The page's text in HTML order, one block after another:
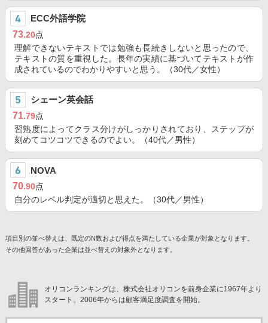
ECC外語学院
73.20点
理解できないテキストでは勉強も長続きしないと思ったので、
テキストの質を重視した。長年の実績に基づいてテキストが作
成されているのでわかりやすいと思う。（30代／女性）
シェーン英会話
71.79点
習熟度によってクラス分けがしっかりされており、ステップが
刻めてコツコツできるのでよい。（40代／男性）
NOVA
70.90点
自分のレベル判定が適切と思えた。（30代／男性）
項目別の並べ替えは、既定のN数および得点を満たしている企業が対象となります。
その他回答があった企業は並べ替えの対象外となります。
オリコンランキングは、株式会社オリコンを前身企業に1967年より
スタート。2006年からは顧客満足度調査を開始。